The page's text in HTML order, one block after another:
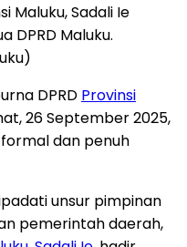
Maluku, Sadali Ie
DPRD Maluku.
DPRD Provinsi
26 September 2025,
dan penuh
unsur pimpinan
pemerintah daerah,